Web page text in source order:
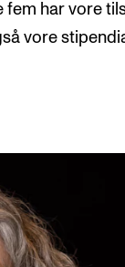
fem har vore
vore